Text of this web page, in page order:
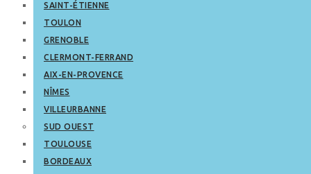
SAINT-ÉTIENNE
TOULON
GRENOBLE
CLERMONT-FERRAND
AIX-EN-PROVENCE
NÎMES
VILLEURBANNE
SUD OUEST
TOULOUSE
BORDEAUX